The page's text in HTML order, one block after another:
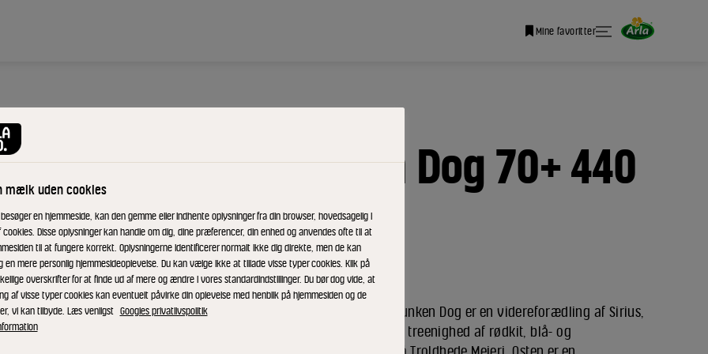
Mine favoritter
Drunken Dog 70+ 440
g
ID: 87528 3x440 g
Sirius druknet i whisky Drunken Dog er en videreforædling af Sirius,
som er vores dehydrerede treenighed af rødkit, blå- og
mælk uden cookies
en hjemmeside, kan den gemme eller indhente oplysninger fra din browser, hovedsagelig i
cookies. Disse oplysninger kan handle om dig, dine præferencer, din enhed og anvendes ofte til at
til at fungere korrekt. Oplysningerne identificerer normalt ikke dig direkte, men de kan
en mere personlig hjemmesideoplevelse. Du kan vælge ikke at tillade visse typer cookies. Klik på
overskrifter for at finde ud af mere og ændre i vores standardindstillinger. Du bør dog vide, at
af visse typer cookies kan eventuelt påvirke din oplevelse med henblik på hjemmesiden og de
vi kan tilbyde. Læs venligst Googles privatlivspolitik